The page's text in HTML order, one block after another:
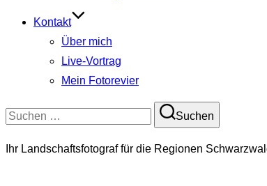
Kontakt
Über mich
Live-Vortrag
Mein Fotorevier
Suchen
Suchen
Ihr Landschaftsfotograf für die Regionen